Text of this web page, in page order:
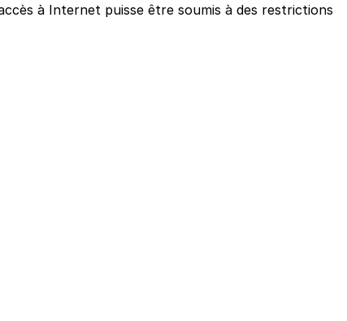
à Internet puisse être soumis à des restrictions